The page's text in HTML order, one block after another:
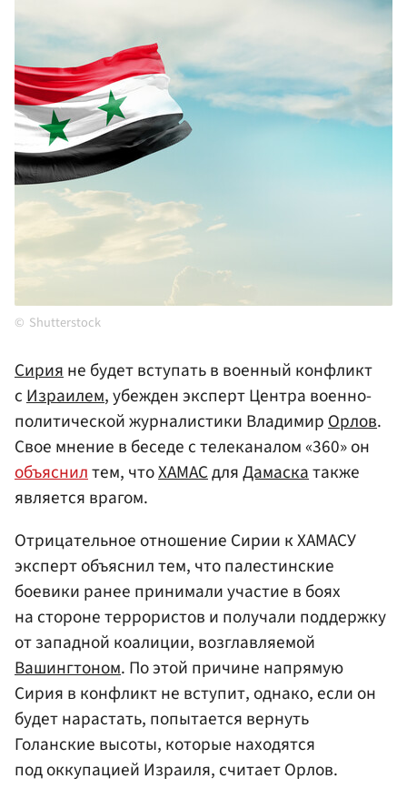
Shutterstock
Сирияне будет вступать в военный конфликт
сИзраилем, убежден эксперт Центра военно-
политической журналистики ВладимирОрлов.
Свое мнение в беседе с телеканалом «360» он
объяснилтем, чтоХАМАСдляДамаскатакже
является врагом.
Отрицательное отношение Сирии к ХАМАСУ
эксперт объяснил тем, что палестинские
боевики ранее принимали участие в боях
на стороне террористов и получали поддержку
от западной коалиции, возглавляемой
Вашингтоном. По этой причине напрямую
Сирия в конфликт не вступит, однако, если он
будет нарастать, попытается вернуть
Голанские высоты, которые находятся
под оккупацией Израиля, считает Орлов.